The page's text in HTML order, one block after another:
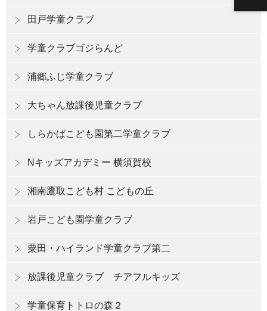
田戸学童クラブ
学童クラブゴジらんど
浦郷ふじ学童クラブ
大ちゃん放課後児童クラブ
しらかばこども園第二学童クラブ
Nキッズアカデミー 横須賀校
湘南鷹取こども村 こどもの丘
岩戸こども園学童クラブ
粟田・ハイランド学童クラブ第二
放課後児童クラブ チアフルキッズ
学童保育トトロの森２